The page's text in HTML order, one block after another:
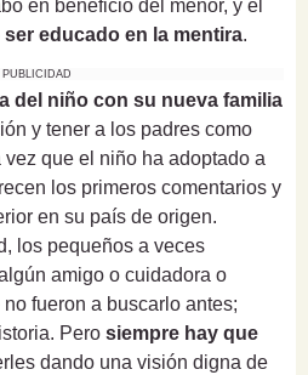
en beneficio del menor, y el
educado en la mentira.
PUBLICIDAD
del niño con su nueva familia
y tener a los padres como
que el niño ha adoptado a
los primeros comentarios y
en su país de origen.
los pequeños a veces
amigo o cuidadora o
no fueron a buscarlo antes;
Pero siempre hay que
dando una visión digna de